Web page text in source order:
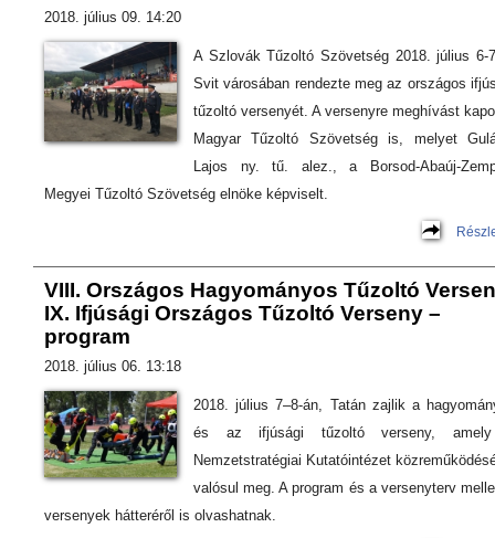
2018. július 09. 14:20
A Szlovák Tűzoltó Szövetség 2018. július 6-
Svit városában rendezte meg az országos
tűzoltó versenyét. A versenyre meghívást
Magyar Tűzoltó Szövetség is, melyet
Lajos ny. tű. alez., a Borsod-Abaúj-
Megyei Tűzoltó Szövetség elnöke képviselt.
VIII. Országos Hagyományos Tűzoltó
IX. Ifjúsági Országos Tűzoltó Verseny –
program
2018. július 06. 13:18
2018. július 7–8-án, Tatán zajlik a
és az ifjúsági tűzoltó verseny,
Nemzetstratégiai Kutatóintézet
valósul meg. A program és a versenyterv
versenyek hátteréről is olvashatnak.